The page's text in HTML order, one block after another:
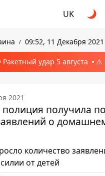
UK
09:52, 11 Декабря 2021
Ракетный удар 5 августа ⚠️
2021
полиция получила
о
количество
от детей